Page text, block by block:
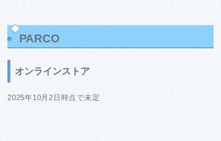
PARCO
オンラインストア
2025年10月2日時点で未定